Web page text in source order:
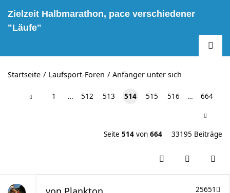
Zielzeit Halbmarathon, pace verschiedener
"Läufe"
Startseite Laufsport-Foren Anfänger unter sich
1 … 512 513 514 515 516 … 664
Seite 514 von 664 33195 Beiträge
25651